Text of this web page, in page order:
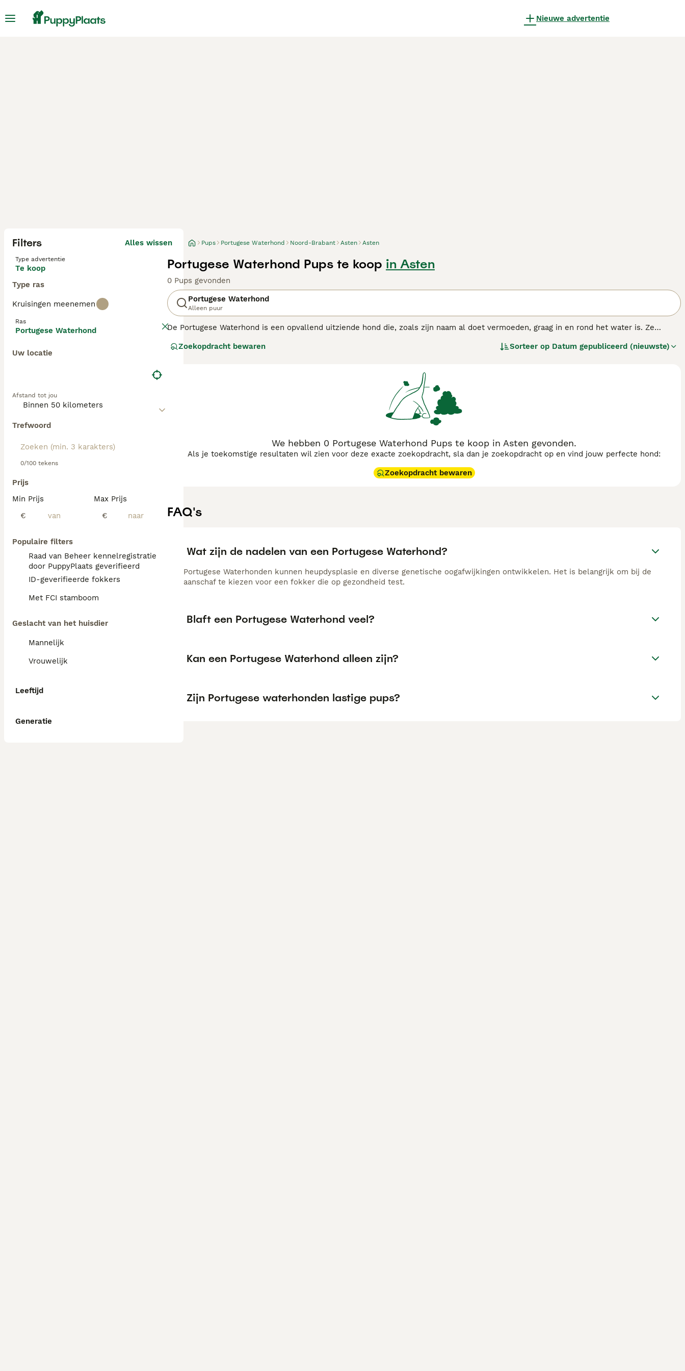
Nieuwe advertentie
Filters Alles wissen
Type advertentie
Te koop
Type ras
Kruisingen meenemen
Ras
Portugese Waterhond
Uw locatie
Afstand tot jou
Trefwoord
0/100 tekens
Prijs
Min Prijs
€
Max Prijs
€
Populaire filters
Raad van Beheer kennelregistratie
door PuppyPlaats geverifieerd
ID-geverifieerde fokkers
Met FCI stamboom
Geslacht van het huisdier
Mannelijk
Vrouwelijk
Leeftijd
Generatie
Pups Portugese Waterhond Noord-Brabant Asten Asten
Portugese Waterhond Pups te koop in Asten
0 Pups gevonden
Portugese Waterhond
Alleen puur
De Portugese Waterhond is een opvallend uitziende hond die, zoals zijn naam al doet vermoeden, graag in en rond het water is. Ze
steeds erg populair in Portugal, vooral bij vissers, hoewel ze ook bekend staan als goede huisdieren. het ras is snel van begrip en
voor informatie over dit hondenras.
Zoekopdracht bewaren Sorteer op Datum gepubliceerd (nieuwste)
We hebben 0 Portugese Waterhond Pups te koop in Asten gevonden.
Als je toekomstige resultaten wil zien voor deze exacte zoekopdracht, sla dan je zoekopdracht op en vind jouw perfecte hond:
Zoekopdracht bewaren
FAQ's
Wat zijn de nadelen van een Portugese Waterhond?
Portugese Waterhonden kunnen heupdysplasie en diverse genetische oogafwijkingen ontwikkelen. Het is belangrijk om bij de
aanschaf te kiezen voor een fokker die op gezondheid test.
Blaft een Portugese Waterhond veel?
Kan een Portugese Waterhond alleen zijn?
Zijn Portugese waterhonden lastige pups?